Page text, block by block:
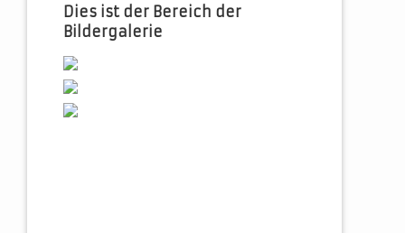
Dies ist der Bereich der
Bildergalerie